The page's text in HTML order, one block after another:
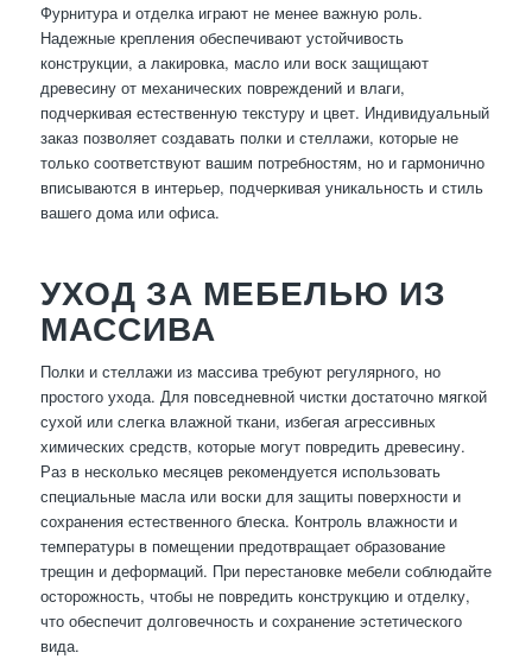
Фурнитура и отделка играют не менее важную роль.
Надежные крепления обеспечивают устойчивость
конструкции, а лакировка, масло или воск защищают
древесину от механических повреждений и влаги,
подчеркивая естественную текстуру и цвет. Индивидуальный
заказ позволяет создавать полки и стеллажи, которые не
только соответствуют вашим потребностям, но и гармонично
вписываются в интерьер, подчеркивая уникальность и стиль
вашего дома или офиса.
УХОД ЗА МЕБЕЛЬЮ ИЗ
МАССИВА
Полки и стеллажи из массива требуют регулярного, но
простого ухода. Для повседневной чистки достаточно мягкой
сухой или слегка влажной ткани, избегая агрессивных
химических средств, которые могут повредить древесину.
Раз в несколько месяцев рекомендуется использовать
специальные масла или воски для защиты поверхности и
сохранения естественного блеска. Контроль влажности и
температуры в помещении предотвращает образование
трещин и деформаций. При перестановке мебели соблюдайте
осторожность, чтобы не повредить конструкцию и отделку,
что обеспечит долговечность и сохранение эстетического
вида.